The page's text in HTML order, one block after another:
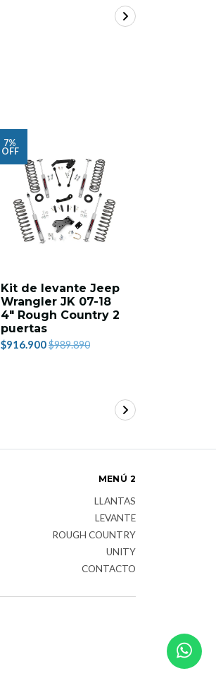
7%
OFF
Kit de levante Jeep
Wrangler JK 07-18
4" Rough Country 2
puertas
$916.900$989.890
MENÚ 2
LLANTAS
LEVANTE
ROUGH COUNTRY
UNITY
CONTACTO